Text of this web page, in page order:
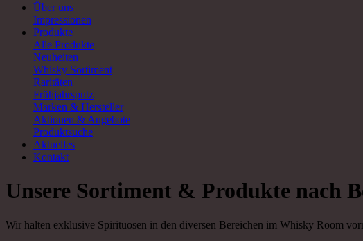
Über uns
Impressionen
Produkte
Alle Produkte
Neuheiten
Whisky Sortiment
Raritäten
Frühjahrsputz
Marken & Hersteller
Aktionen & Angebote
Produktsuche
Aktuelles
Kontakt
Unsere Sortiment & Produkte nach
Wir halten exklusive Spirituosen in den diversen Bereichen im Whisky Room